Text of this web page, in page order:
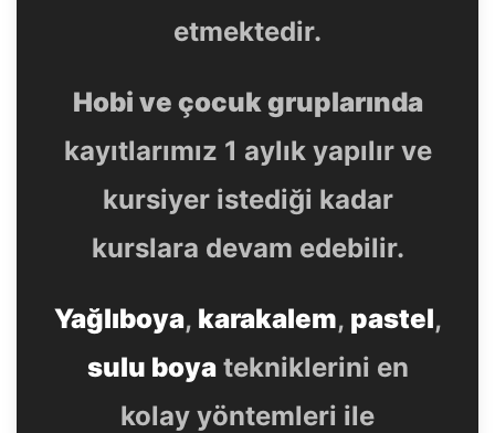
etmektedir.
Hobi ve çocuk gruplarında
kayıtlarımız 1 aylık yapılır ve
kursiyer istediği kadar
kurslara devam edebilir.
Yağlıboya, karakalem, pastel,
sulu boyatekniklerini en
kolay yöntemleri ile